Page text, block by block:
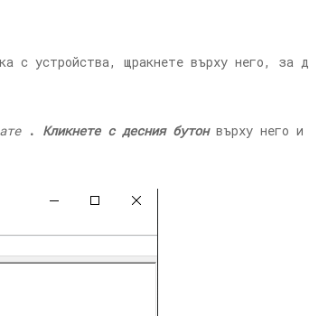
с устройства, щракнете върху него, за
. Кликнете с десния бутон върху него и